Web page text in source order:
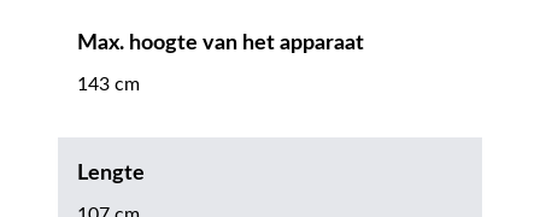
Max. hoogte van het apparaat
143 cm
Lengte